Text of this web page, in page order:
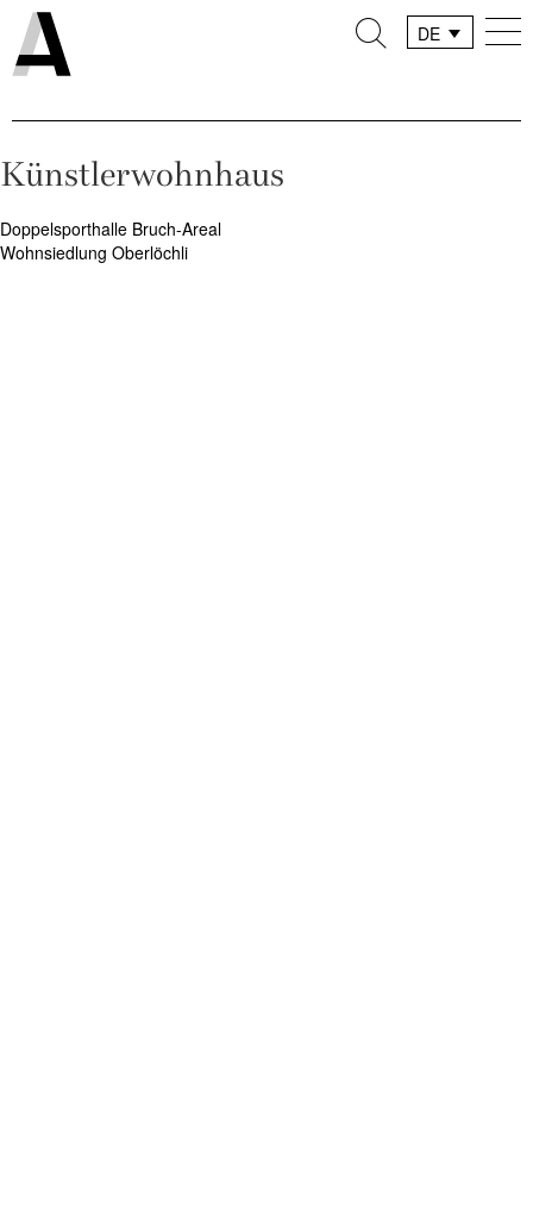
DE
Künstlerwohnhaus
Beitragsnavigation
Doppelsporthalle Bruch-Areal
Wohnsiedlung Oberlöchli